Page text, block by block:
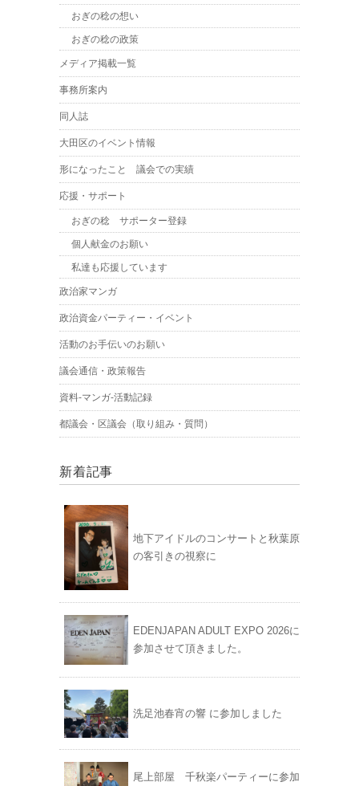
おぎの稔の想い
おぎの稔の政策
メディア掲載一覧
事務所案内
同人誌
大田区のイベント情報
形になったこと 議会での実績
応援・サポート
おぎの稔 サポーター登録
個人献金のお願い
私達も応援しています
政治家マンガ
政治資金パーティー・イベント
活動のお手伝いのお願い
議会通信・政策報告
資料-マンガ-活動記録
都議会・区議会（取り組み・質問）
新着記事
地下アイドルのコンサートと秋葉原
の客引きの視察に
EDENJAPAN ADULT EXPO 2026に
参加させて頂きました。
洗足池春宵の響 に参加しました
尾上部屋 千秋楽パーティーに参加